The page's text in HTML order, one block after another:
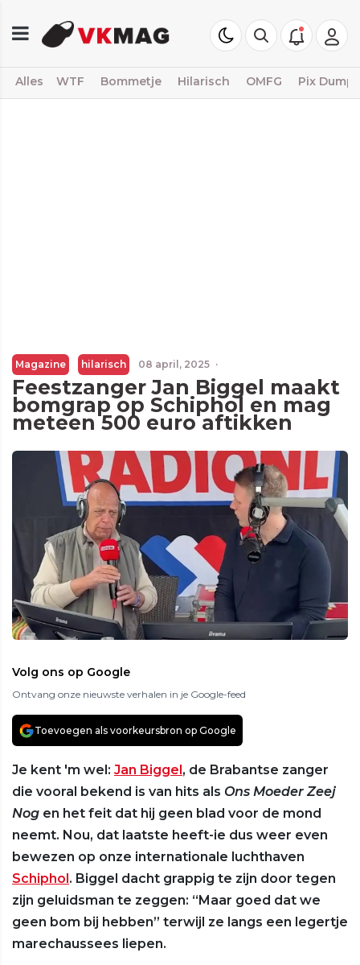
Alles WTF Bommetje Hilarisch OMFG Pix Dump
Magazine hilarisch 08 april, 2025 ·
Feestzanger Jan Biggel maakt
bomgrap op Schiphol en mag
meteen 500 euro aftikken
Volg ons op Google
Ontvang onze nieuwste verhalen in je Google-feed
Toevoegen als voorkeursbron op Google
Je kent 'm wel: Jan Biggel, de Brabantse zanger
die vooral bekend is van hits als Ons Moeder Zeej
Nog en het feit dat hij geen blad voor de mond
neemt. Nou, dat laatste heeft-ie dus weer even
bewezen op onze internationale luchthaven
Schiphol. Biggel dacht grappig te zijn door tegen
zijn geluidsman te zeggen: “Maar goed dat we
geen bom bij hebben” terwijl ze langs een legertje
marechaussees liepen.